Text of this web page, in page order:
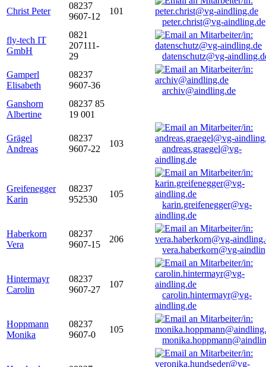
Christ Peter
08237
9607-12
101
peter.christ@vg-aindling.de
fly-tech IT
GmbH
0821
207111-
29
datenschutz@vg-
Gamperl
Elisabeth
08237
9607-36
archiv@aindling.de
Ganshorn
Albertine
08237 85
19 001
Grägel
Andreas
08237
9607-22
103
andreas.graegel@vg-
aindling.de
Greifenegger
Karin
08237
952530
105
karin.greifenegger@vg-
aindling.de
Haberkorn
Vera
08237
9607-15
206
vera.haberkorn@vg-
Hintermayr
Carolin
08237
9607-27
107
carolin.hintermayr@vg-
aindling.de
Hoppmann
Monika
08237
9607-0
105